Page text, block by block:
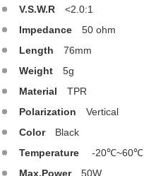
V.S.W.R
<2.0:1
Impedance
50 ohm
Length
76mm
Weight
5g
Material
TPR
Polarization
Vertical
Color
Black
Temperature
-20℃~60℃
Max.Power
50W